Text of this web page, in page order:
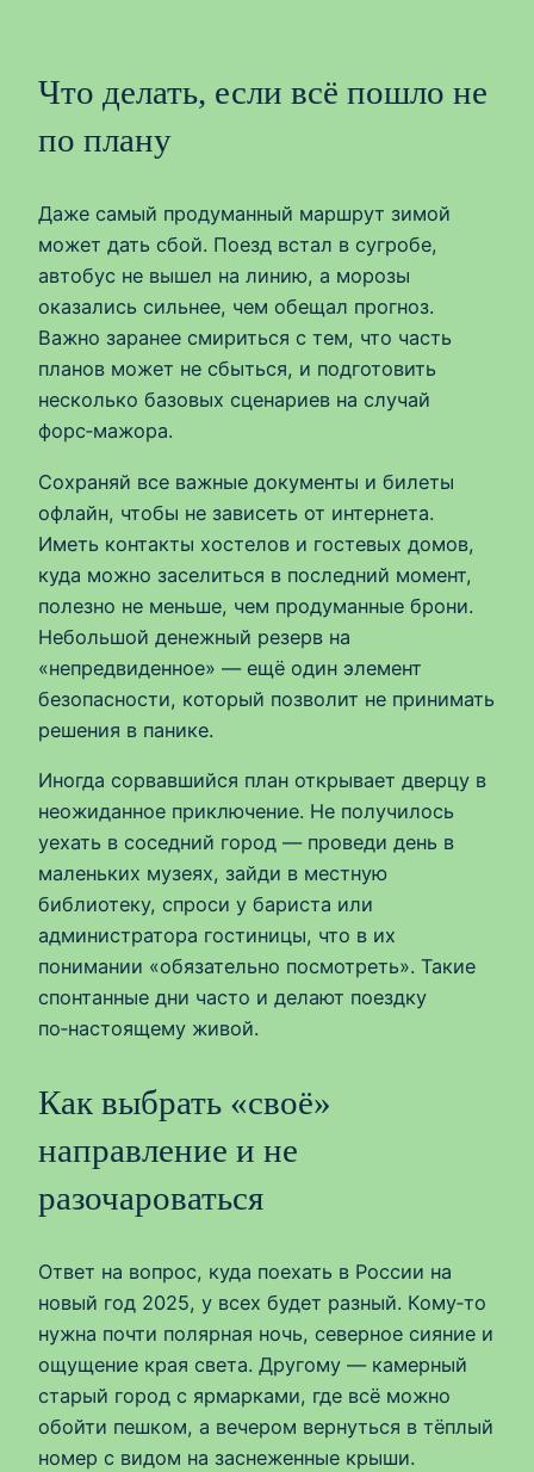
Что делать, если всё пошло не
по плану
Даже самый продуманный маршрут зимой
может дать сбой. Поезд встал в сугробе,
автобус не вышел на линию, а морозы
оказались сильнее, чем обещал прогноз.
Важно заранее смириться с тем, что часть
планов может не сбыться, и подготовить
несколько базовых сценариев на случай
форс‑мажора.
Сохраняй все важные документы и билеты
офлайн, чтобы не зависеть от интернета.
Иметь контакты хостелов и гостевых домов,
куда можно заселиться в последний момент,
полезно не меньше, чем продуманные брони.
Небольшой денежный резерв на
«непредвиденное» — ещё один элемент
безопасности, который позволит не принимать
решения в панике.
Иногда сорвавшийся план открывает дверцу в
неожиданное приключение. Не получилось
уехать в соседний город — проведи день в
маленьких музеях, зайди в местную
библиотеку, спроси у бариста или
администратора гостиницы, что в их
понимании «обязательно посмотреть». Такие
спонтанные дни часто и делают поездку
по‑настоящему живой.
Как выбрать «своё»
направление и не
разочароваться
Ответ на вопрос, куда поехать в России на
новый год 2025, у всех будет разный. Кому‑то
нужна почти полярная ночь, северное сияние и
ощущение края света. Другому — камерный
старый город с ярмарками, где всё можно
обойти пешком, а вечером вернуться в тёплый
номер с видом на заснеженные крыши.